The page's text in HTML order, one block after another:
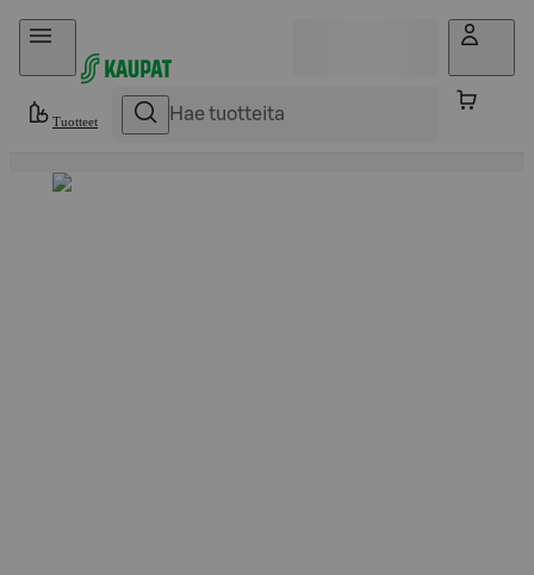
Hyppää sisältöön
Tuotteet